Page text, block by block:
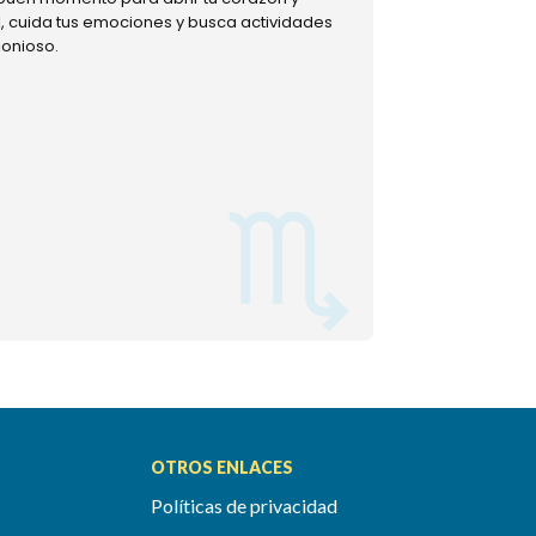
cuida tus emociones y busca actividades
OTROS ENLACES
Políticas de privacidad